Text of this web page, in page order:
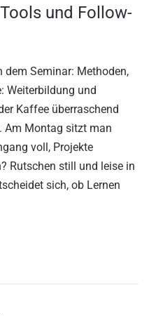
und Follow-
Seminar: Methoden,
Weiterbildung und
Kaffee überraschend
Am Montag sitzt man
voll, Projekte
Rutschen still und leise in
sich, ob Lernen